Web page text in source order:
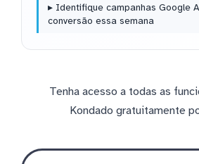
▸ Identifique campanhas Google
conversão essa semana
Tenha acesso a todas as
Kondado gratuitamente